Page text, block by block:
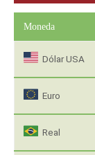
Moneda
Dólar USA
Euro
Real